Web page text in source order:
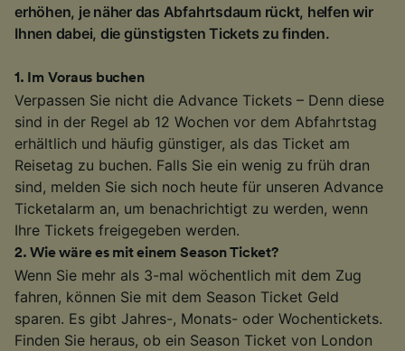
erhöhen, je näher das Abfahrtsdaum rückt, helfen wir
Ihnen dabei, die günstigsten Tickets zu finden.
1. Im Voraus buchen
Verpassen Sie nicht die Advance Tickets – Denn diese
sind in der Regel ab 12 Wochen vor dem Abfahrtstag
erhältlich und häufig günstiger, als das Ticket am
Reisetag zu buchen. Falls Sie ein wenig zu früh dran
sind, melden Sie sich noch heute für unseren Advance
Ticketalarm an, um benachrichtigt zu werden, wenn
Ihre Tickets freigegeben werden.
2.Wie wäre es mit einem Season Ticket?
Wenn Sie mehr als 3-mal wöchentlich mit dem Zug
fahren, können Sie mit dem Season Ticket Geld
sparen. Es gibt Jahres-, Monats- oder Wochentickets.
Finden Sie heraus, ob ein Season Ticket von London